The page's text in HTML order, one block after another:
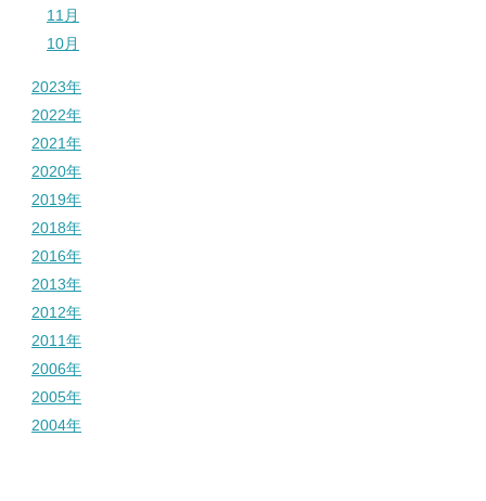
11月
10月
2023年
2022年
2021年
2020年
2019年
2018年
2016年
2013年
2012年
2011年
2006年
2005年
2004年